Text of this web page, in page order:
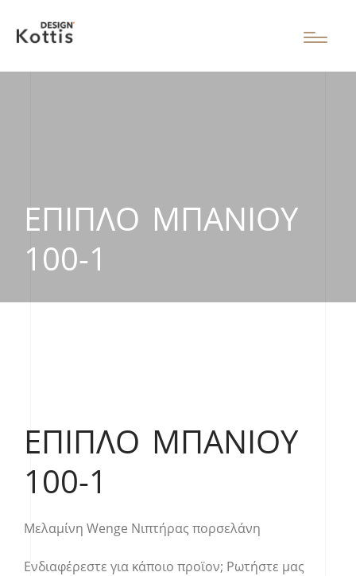
ΈΠΙΠΛΟ ΜΠΆΝΙΟΥ
100-1
ΈΠΙΠΛΟ ΜΠΆΝΙΟΥ
100-1
Μελαμίνη Wenge Νιπτήρας πορσελάνη
Ενδιαφέρεστε για κάποιο προϊον; Ρωτήστε μας